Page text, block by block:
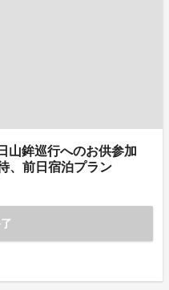
山鉾巡行へのお供参加
、前日宿泊プラン